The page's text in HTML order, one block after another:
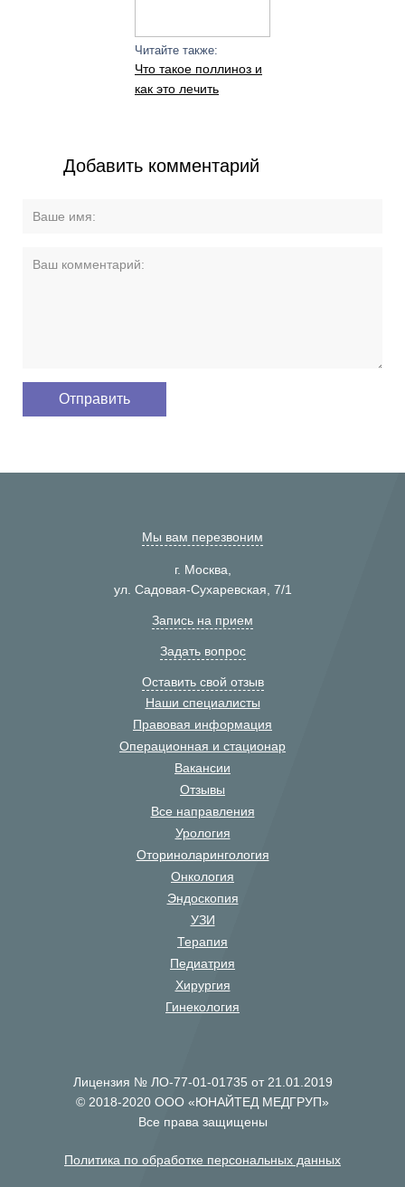
Читайте также:
Что такое поллиноз и
как это лечить
Добавить комментарий
Мы вам перезвоним
г. Москва,
ул. Садовая-Сухаревская, 7/1
Запись на прием
Задать вопрос
Оставить свой отзыв
Наши специалисты
Правовая информация
Операционная и стационар
Вакансии
Отзывы
Все направления
Урология
Оториноларингология
Онкология
Эндоскопия
УЗИ
Терапия
Педиатрия
Хирургия
Гинекология
Лицензия № ЛО-77-01-01735 от 21.01.2019
© 2018-2020 ООО «ЮНАЙТЕД МЕДГРУП»
Все права защищены
Политика по обработке персональных данных